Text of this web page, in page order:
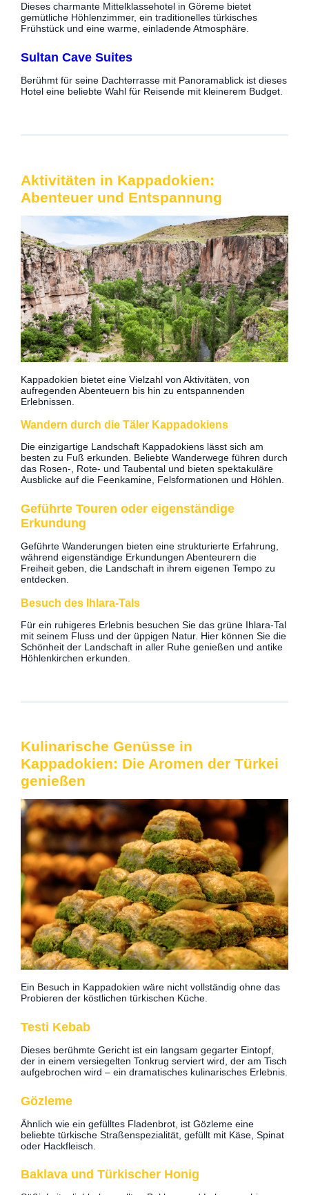
Dieses charmante Mittelklassehotel in Göreme bietet
gemütliche Höhlenzimmer, ein traditionelles türkisches
Frühstück und eine warme, einladende Atmosphäre.
Sultan Cave Suites
Berühmt für seine Dachterrasse mit Panoramablick ist dieses
Hotel eine beliebte Wahl für Reisende mit kleinerem Budget.
Aktivitäten in Kappadokien:
Abenteuer und Entspannung
Kappadokien bietet eine Vielzahl von Aktivitäten, von
aufregenden Abenteuern bis hin zu entspannenden
Erlebnissen.
Wandern durch die Täler Kappadokiens
Die einzigartige Landschaft Kappadokiens lässt sich am
besten zu Fuß erkunden. Beliebte Wanderwege führen durch
das Rosen-, Rote- und Taubental und bieten spektakuläre
Ausblicke auf die Feenkamine, Felsformationen und Höhlen.
Geführte Touren oder eigenständige
Erkundung
Geführte Wanderungen bieten eine strukturierte Erfahrung,
während eigenständige Erkundungen Abenteurern die
Freiheit geben, die Landschaft in ihrem eigenen Tempo zu
entdecken.
Besuch des Ihlara-Tals
Für ein ruhigeres Erlebnis besuchen Sie das grüne Ihlara-Tal
mit seinem Fluss und der üppigen Natur. Hier können Sie die
Schönheit der Landschaft in aller Ruhe genießen und antike
Höhlenkirchen erkunden.
Kulinarische Genüsse in
Kappadokien: Die Aromen der Türkei
genießen
Ein Besuch in Kappadokien wäre nicht vollständig ohne das
Probieren der köstlichen türkischen Küche.
Testi Kebab
Dieses berühmte Gericht ist ein langsam gegarter Eintopf,
der in einem versiegelten Tonkrug serviert wird, der am Tisch
aufgebrochen wird – ein dramatisches kulinarisches Erlebnis.
Gözleme
Ähnlich wie ein gefülltes Fladenbrot, ist Gözleme eine
beliebte türkische Straßenspezialität, gefüllt mit Käse, Spinat
oder Hackfleisch.
Baklava und Türkischer Honig